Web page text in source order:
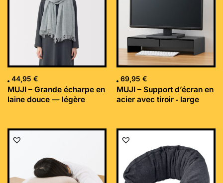
44,95 €
MUJI – Grande écharpe en
laine douce — légère
69,95 €
MUJI – Support d’écran en
acier avec tiroir ‐ large